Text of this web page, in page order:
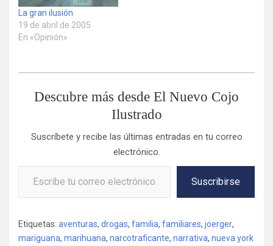
La gran ilusión
19 de abril de 2005
En «Opinión»
Descubre más desde El Nuevo Cojo
Ilustrado
Suscríbete y recibe las últimas entradas en tu correo
electrónico.
Escribe tu correo electrónico…
Suscribirse
Etiquetas: aventuras, drogas, familia, familiares, joerger,
mariguana, marihuana, narcotraficante, narrativa, nueva york